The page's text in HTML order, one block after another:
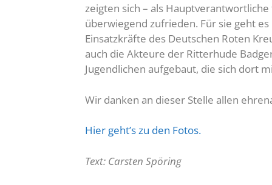
zeigten sich – als
überwiegend zufrieden. Für sie geht
Einsatzkräfte des Deutschen Roten
auch die Akteure der Ritterhude
Jugendlichen aufgebaut, die sich dort
Wir danken an dieser Stelle allen
Hier geht’s zu den Fotos.
Text: Carsten Spöring